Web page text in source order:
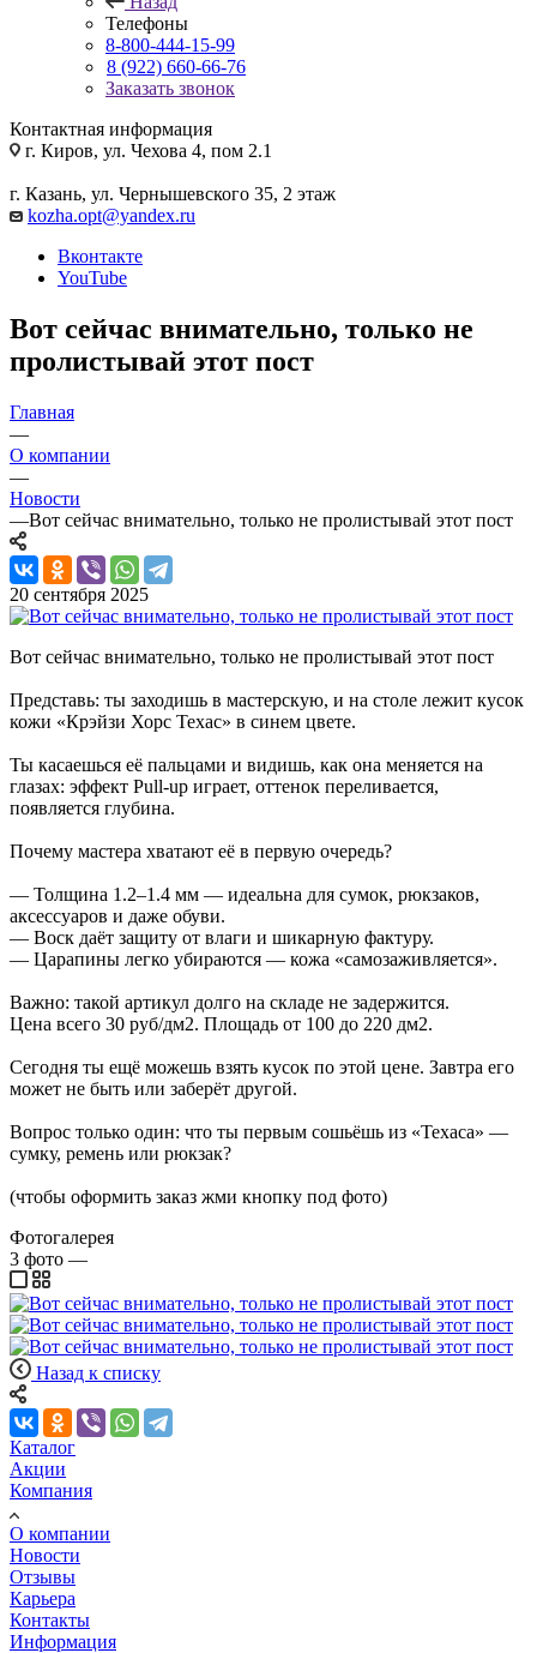
Телефоны
8-800-444-15-99
8 (922) 660-66-76
Заказать звонок
Контактная информация
г. Киров, ул. Чехова 4, пом 2.1
г. Казань, ул. Чернышевского 35, 2 этаж
kozha.opt@yandex.ru
Вконтакте
YouTube
Вот сейчас внимательно, только не
пролистывай этот пост
Главная
—
О компании
—
Новости
—Вот сейчас внимательно, только не пролистывай этот пост
20 сентября 2025
Вот сейчас внимательно, только не пролистывай этот пост
Представь: ты заходишь в мастерскую, и на столе лежит кусок
кожи «Крэйзи Хорс Техас» в синем цвете.
Ты касаешься её пальцами и видишь, как она меняется на
глазах: эффект Pull-up играет, оттенок переливается,
появляется глубина.
Почему мастера хватают её в первую очередь?
— Толщина 1.2–1.4 мм — идеальна для сумок, рюкзаков,
аксессуаров и даже обуви.
— Воск даёт защиту от влаги и шикарную фактуру.
— Царапины легко убираются — кожа «самозаживляется».
Важно: такой артикул долго на складе не задержится.
Цена всего 30 руб/дм2. Площадь от 100 до 220 дм2.
Сегодня ты ещё можешь взять кусок по этой цене. Завтра его
может не быть или заберёт другой.
Вопрос только один: что ты первым сошьёшь из «Техаса» —
сумку, ремень или рюкзак?
(чтобы оформить заказ жми кнопку под фото)
Фотогалерея
3 фото —
Назад к списку
Каталог
Акции
Компания
О компании
Новости
Отзывы
Карьера
Контакты
Информация